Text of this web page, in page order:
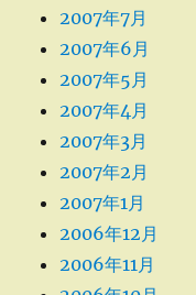
2007年7月
2007年6月
2007年5月
2007年4月
2007年3月
2007年2月
2007年1月
2006年12月
2006年11月